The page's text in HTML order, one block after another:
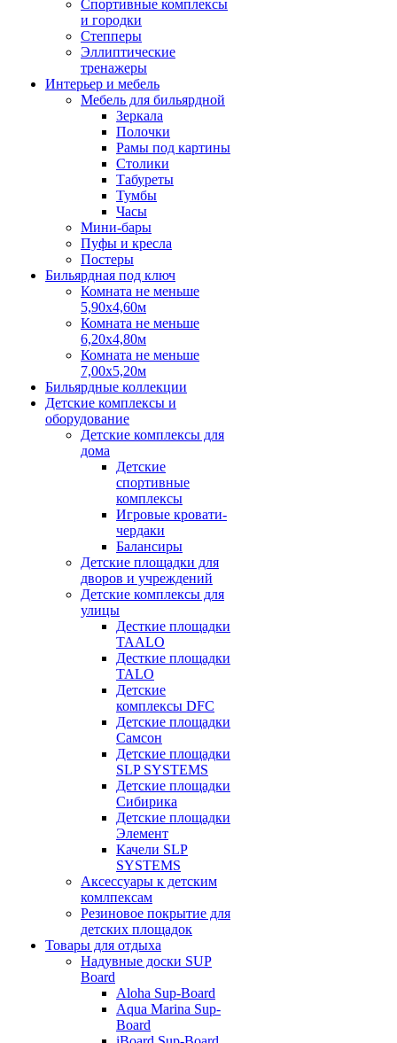
Спортивные комплексы
и городки
Степперы
Эллиптические
тренажеры
Интерьер и мебель
Мебель для бильярдной
Зеркала
Полочки
Рамы под картины
Столики
Табуреты
Тумбы
Часы
Мини-бары
Пуфы и кресла
Постеры
Бильярдная под ключ
Комната не меньше
5,90х4,60м
Комната не меньше
6,20х4,80м
Комната не меньше
7,00х5,20м
Бильярдные коллекции
Детские комплексы и
оборудование
Детские комплексы для
дома
Детские
спортивные
комплексы
Игровые кровати-
чердаки
Балансиры
Детские площадки для
дворов и учреждений
Детские комплексы для
улицы
Десткие площадки
TAALO
Десткие площадки
TALO
Детские
комплексы DFC
Детские площадки
Самсон
Детские площадки
SLP SYSTEMS
Детские площадки
Сибирика
Детские площадки
Элемент
Качели SLP
SYSTEMS
Аксессуары к детским
комлпексам
Резиновое покрытие для
детских площадок
Товары для отдыха
Надувные доски SUP
Board
Aloha Sup-Board
Aqua Marina Sup-
Board